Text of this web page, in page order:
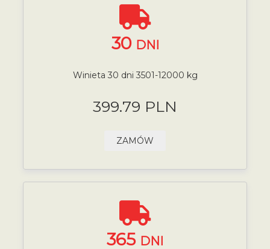
30 DNI
Winieta 30 dni 3501-12000 kg
399.79 PLN
ZAMÓW
365 DNI